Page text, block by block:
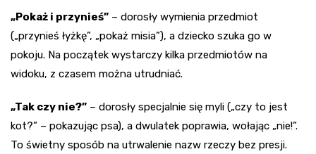
„Pokaż i przynieś” – dorosły wymienia przedmiot
(„przynieś łyżkę”, „pokaż misia”), a dziecko szuka go w
pokoju. Na początek wystarczy kilka przedmiotów na
widoku, z czasem można utrudniać.
„Tak czy nie?” – dorosły specjalnie się myli („czy to jest
kot?” – pokazując psa), a dwulatek poprawia, wołając „nie!”.
To świetny sposób na utrwalenie nazw rzeczy bez presji.